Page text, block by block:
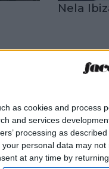
as cookies and process
and services
processing as
personal data may
at any time by
Nela
gastronómica
muestra el lado
de los chefs y
de la restauración.